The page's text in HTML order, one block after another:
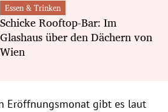
Essen & Trinken
Schicke Rooftop-Bar: Im
Glashaus über den Dächern von
Wien
Eröffnungsmonat gibt es laut